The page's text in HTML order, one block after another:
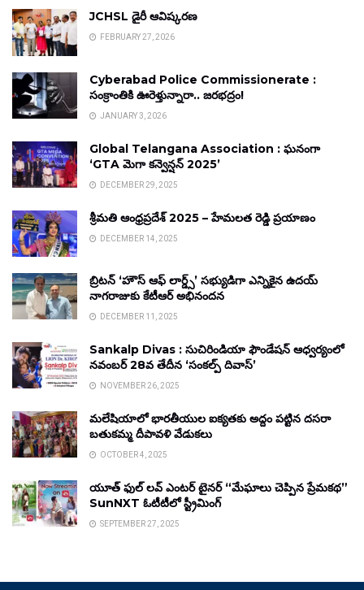
JCHSL డైరీ ఆవిష్కరణ
FEBRUARY 27, 2026
Cyberabad Police Commissionerate :
సంక్రాంతికి ఊరెళ్తున్నారా.. జరభద్రం!
JANUARY 3, 2026
Global Telangana Association : ఘనంగా
‘GTA మెగా కన్వెన్షన్ 2025’
DECEMBER 29, 2025
శ్రీమతి ఆంధ్రప్రదేశ్ 2025 – హేమలత రెడ్డి ప్రయాణం
DECEMBER 14, 2025
బ్రిటన్ ‘హౌస్ ఆఫ్ లార్డ్స్’ సభ్యుడిగా ఎన్నికైన ఉదయ్
నాగరాజుకు కేటీఆర్ అభినందన
DECEMBER 11, 2025
Sankalp Divas : సుచిరిండియా ఫౌండేషన్ ఆధ్వర్యంలో
నవంబర్ 28వ తేదీన ‘సంకల్ప్ దివాస్’
NOVEMBER 26, 2025
మలేషియాలో భారతీయుల ఐక్యతకు అద్దం పట్టిన దసరా
బతుకమ్మ దీపావళి వేడుకలు
OCTOBER 4, 2025
యూత్ ఫుల్ లవ్ ఎంటర్ టైనర్ “మేఘాలు చెప్పిన ప్రేమకథ”
SunNXT ఓటీటీలో స్ట్రీమింగ్
SEPTEMBER 27, 2025